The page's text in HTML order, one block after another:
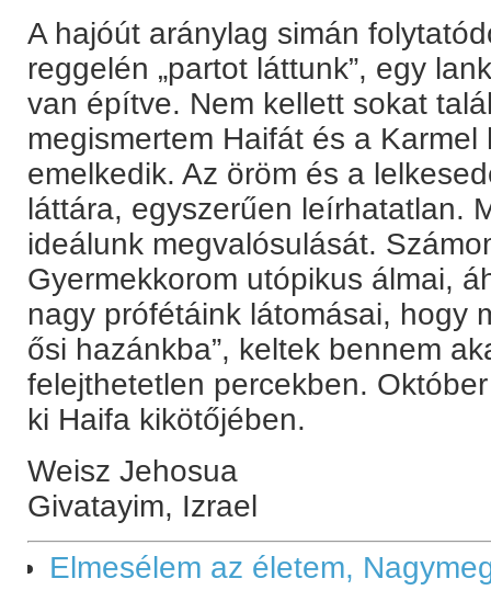
A hajóút aránylag simán
reggelén „partot láttunk”, egy
van építve. Nem kellett sokat
megismertem Haifát és a
emelkedik. Az öröm és a
láttára, egyszerűen leírhatatlan.
ideálunk megvalósulását.
Gyermekkorom utópikus álmai,
nagy prófétáink látomásai, hogy
ősi hazánkba”, keltek bennem
felejthetetlen percekben.
ki Haifa kikötőjében.
Weisz Jehosua
Givatayim, Izrael
Elmesélem az életem,